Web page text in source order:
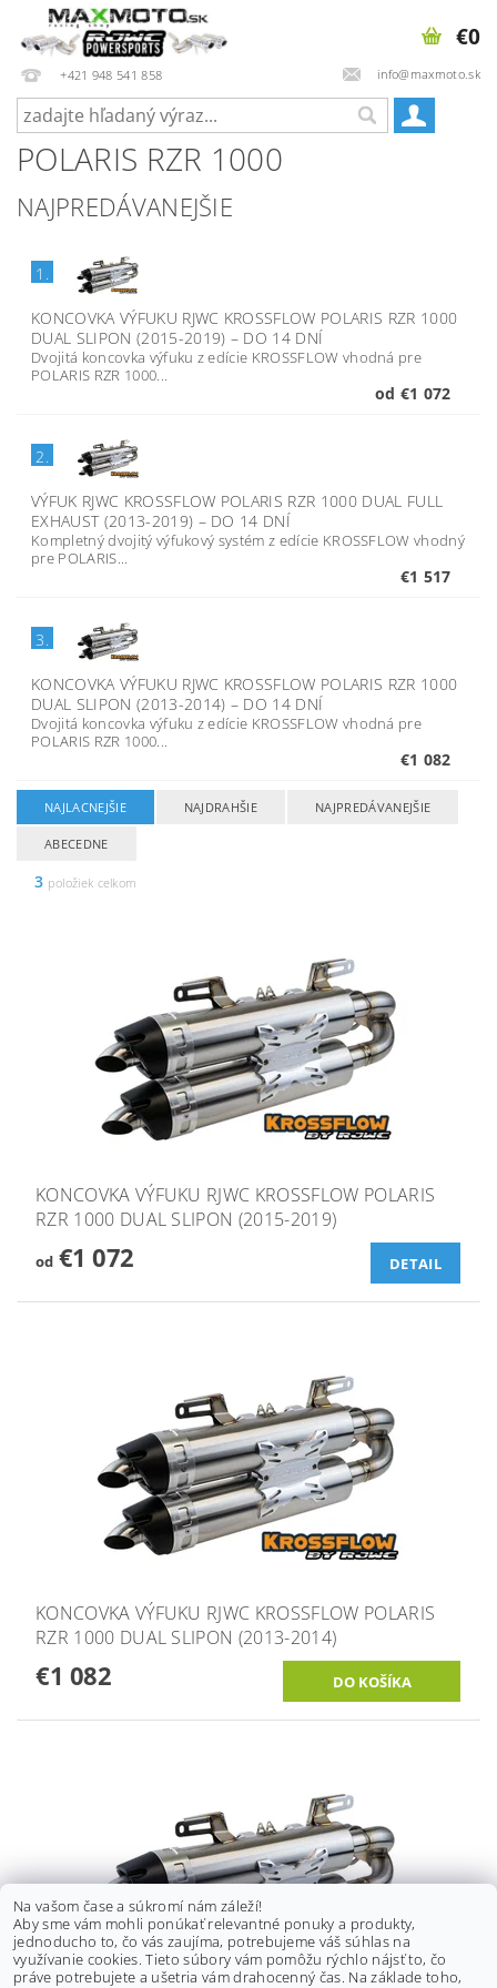
+421 948 541 858 info@maxmoto.sk
€0
POLARIS RZR 1000
NAJPREDÁVANEJŠIE
1.
KONCOVKA VÝFUKU RJWC KROSSFLOW POLARIS RZR 1000
DUAL SLIPON (2015-2019) – DO 14 DNÍ
Dvojitá koncovka výfuku z edície KROSSFLOW vhodná pre
POLARIS RZR 1000...
od €1 072
2.
VÝFUK RJWC KROSSFLOW POLARIS RZR 1000 DUAL FULL
EXHAUST (2013-2019) – DO 14 DNÍ
Kompletný dvojitý výfukový systém z edície KROSSFLOW vhodný
pre POLARIS...
€1 517
3.
KONCOVKA VÝFUKU RJWC KROSSFLOW POLARIS RZR 1000
DUAL SLIPON (2013-2014) – DO 14 DNÍ
Dvojitá koncovka výfuku z edície KROSSFLOW vhodná pre
POLARIS RZR 1000...
€1 082
NAJLACNEJŠIE NAJDRAHŠIE NAJPREDÁVANEJŠIE
ABECEDNE
3 položiek celkom
KONCOVKA VÝFUKU RJWC KROSSFLOW POLARIS
RZR 1000 DUAL SLIPON (2015-2019)
od€1 072 DETAIL
KONCOVKA VÝFUKU RJWC KROSSFLOW POLARIS
RZR 1000 DUAL SLIPON (2013-2014)
€1 082
Na vašom čase a súkromí nám záleží!
Aby sme vám mohli ponúkať relevantné ponuky a produkty,
jednoducho to, čo vás zaujíma, potrebujeme váš súhlas na
využívanie cookies. Tieto súbory vám pomôžu rýchlo nájsť to, čo
práve potrebujete a ušetria vám drahocenný čas. Na základe toho,